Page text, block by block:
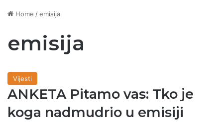
Home /emisija
emisija
Vijesti
ANKETA Pitamo vas: Tko je
koga nadmudrio u emisiji